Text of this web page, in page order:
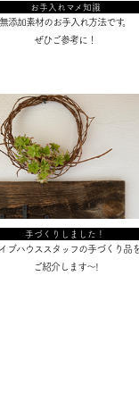
お手入れマメ知識
無添加素材のお手入れ方法です。
ぜひご参考に！
手づくりしました！
ブハウススタッフの手づくり品
ご紹介します～!